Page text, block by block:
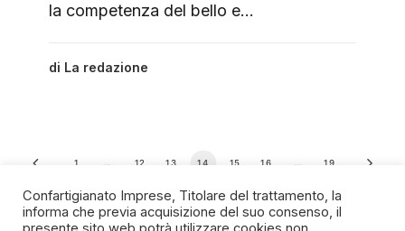
la competenza del bello e…
di La redazione
1 … 12 13 14 15 16 … 19
Confartigianato Imprese, Titolare del trattamento, la
informa che previa acquisizione del suo consenso, il